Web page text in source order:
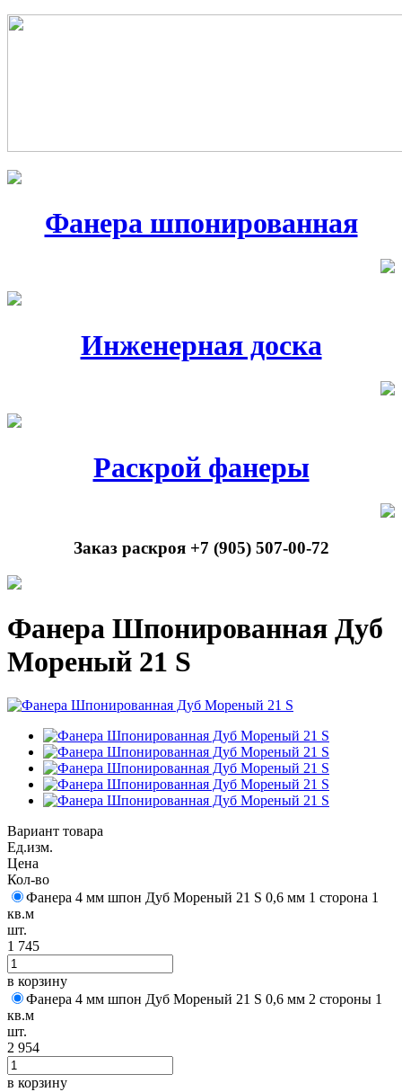
Фанера шпонированная
Инженерная доска
Раскрой фанеры
Заказ раскроя +7 (905) 507-00-72
Фанера Шпонированная Дуб
Мореный 21 S
Вариант товара
Ед.изм.
Цена
Кол-во
Фанера 4 мм шпон Дуб Мореный 21 S 0,6 мм 1 сторона 1
кв.м
шт.
1 745
в корзину
Фанера 4 мм шпон Дуб Мореный 21 S 0,6 мм 2 стороны 1
кв.м
шт.
2 954
в корзину